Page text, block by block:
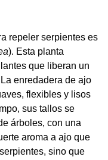
repeler serpientes es
). Esta planta
que liberan un
enredadera de ajo
flexibles y lisos
sus tallos se
árboles, con una
aroma a ajo que
sino que